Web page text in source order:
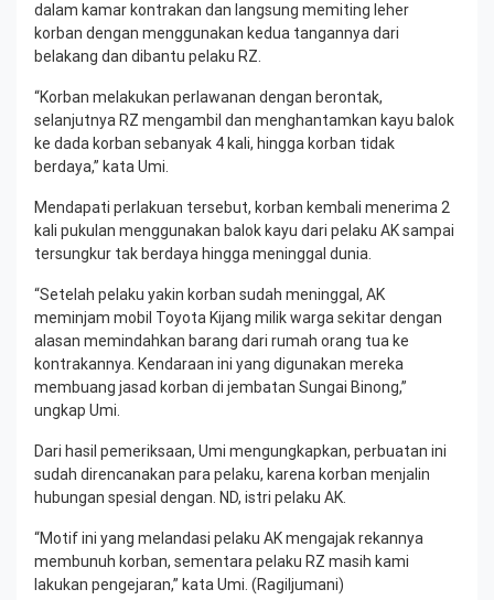
dalam kamar kontrakan dan langsung memiting leher
korban dengan menggunakan kedua tangannya dari
belakang dan dibantu pelaku RZ.
“Korban melakukan perlawanan dengan berontak,
selanjutnya RZ mengambil dan menghantamkan kayu balok
ke dada korban sebanyak 4 kali, hingga korban tidak
berdaya,” kata Umi.
Mendapati perlakuan tersebut, korban kembali menerima 2
kali pukulan menggunakan balok kayu dari pelaku AK sampai
tersungkur tak berdaya hingga meninggal dunia.
“Setelah pelaku yakin korban sudah meninggal, AK
meminjam mobil Toyota Kijang milik warga sekitar dengan
alasan memindahkan barang dari rumah orang tua ke
kontrakannya. Kendaraan ini yang digunakan mereka
membuang jasad korban di jembatan Sungai Binong,”
ungkap Umi.
Dari hasil pemeriksaan, Umi mengungkapkan, perbuatan ini
sudah direncanakan para pelaku, karena korban menjalin
hubungan spesial dengan. ND, istri pelaku AK.
“Motif ini yang melandasi pelaku AK mengajak rekannya
membunuh korban, sementara pelaku RZ masih kami
lakukan pengejaran,” kata Umi. (Ragiljumani)